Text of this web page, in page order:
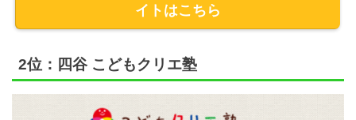
イトはこちら
2位：四谷 こどもクリエ塾